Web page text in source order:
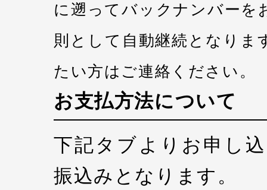
に遡ってバックナンバーを
則として自動継続となりま
たい方はご連絡ください。
お支払方法について
下記タブよりお申し
振込みとなります。